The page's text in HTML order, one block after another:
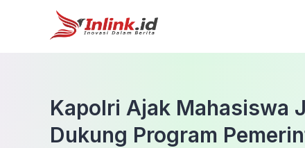
Kapolri Ajak Mahasiswa
Dukung Program